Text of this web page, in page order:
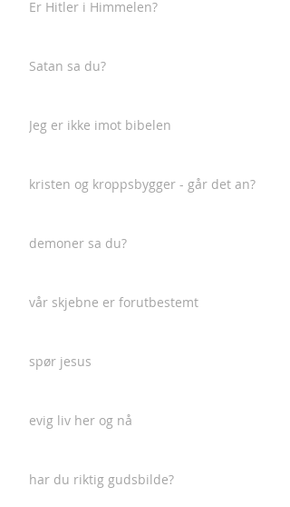
Er Hitler i Himmelen?
Satan sa du?
Jeg er ikke imot bibelen
kristen og kroppsbygger - går det an?
demoner sa du?
vår skjebne er forutbestemt
spør jesus
evig liv her og nå
har du riktig gudsbilde?